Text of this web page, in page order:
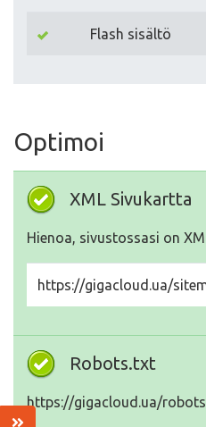
Flash sisältö
Optimoi
XML Sivukartta
Hienoa, sivustossasi on
https://gigacloud.ua/
Robots.txt
https://gigacloud.ua/